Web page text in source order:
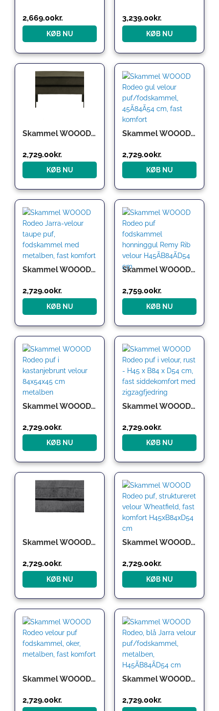
2,669.00 kr.
KØB NU
3,239.00 kr.
KØB NU
Skammel WOOOD Rodeo – mørkegrøn Jarra-velour puf, fodskammel og ekstra siddeplads 45Ã84Ã54 cm
2,729.00kr.
KØB NU
Skammel WOOOD Rodeo gul velour puf/fodskammel, 45Ã84Ã54 cm, fast komfort
2,729.00kr.
KØB NU
Skammel WOOOD Rodeo Jarra-velour taupe puf, fodskammel med metalben, fast komfort
2,729.00 kr.
KØB NU
Skammel WOOOD Rodeo puf fodskammel honninggul Remy Rib velour H45ÃB84ÃD54 cm
2,759.00 kr.
KØB NU
Skammel WOOOD Rodeo puf i kastanjebrunt velour 84x54x45 cm metalben
2,729.00kr.
KØB NU
Skammel WOOOD Rodeo puf i velour, rust – H45 x B84 x D54 cm, fast siddekomfort med zigzagfjedring
2,729.00kr.
KØB NU
Skammel WOOOD Rodeo puf, grå Ferra-velour Mountain, fodskammel H45ÃB84ÃD54 cm
2,729.00 kr.
KØB NU
Skammel WOOOD Rodeo puf, struktureret velour Wheatfield, fast komfort H45xB84xD54 cm
2,729.00 kr.
KØB NU
Skammel WOOOD Rodeo velour puf fodskammel, oker, metalben, fast komfort
2,729.00kr.
Skammel WOOOD Rodeo, blå Jarra velour puf/fodskammel, metalben, H45ÃB84ÃD54 cm
2,729.00kr.